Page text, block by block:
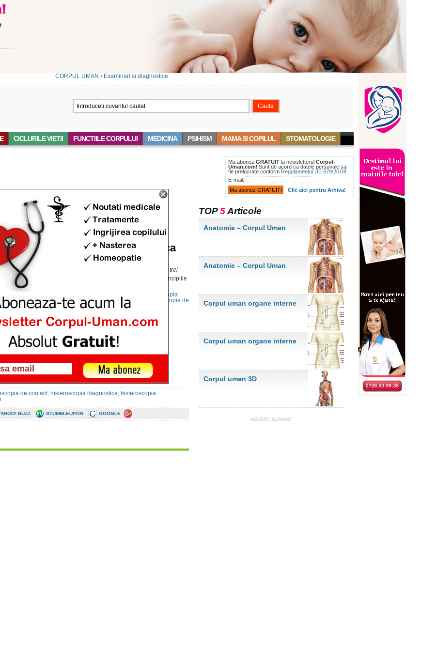
CORPUL UMAN › Examinari si diagnostice
CICLURILE VIETII FUNCTIILE CORPULUI MEDICINA PSIHISM MAMA SI COPILUL STOMATOLOGIE
Ma abonez GRATUIT la newsletterul Corpul-
Uman.com! Sunt de acord ca datele personale sa
fie prelucrate conform Regulamentul UE 679/2016!
E-mail:
Clic aici pentru Arhiva!
Histeroscopia diagnostica
Publicat pe 30 apr. 2012 at 1:51pm
trei
in ceea ce priveste principiile
A. Histeroscopia
panoramica
B. Microhisteroscopie
C. Histeroscopia de
contact
de contact, histeroscopia diagnostica, histeroscopia
BUZZ STUMBLEUPON GOOGLE
TOP5Articole
Anatomie – Corpul Uman
Anatomie – Corpul Uman
Corpul uman organe interne
Corpul uman organe interne
Corpul uman 3D
ADVERTISEMENT